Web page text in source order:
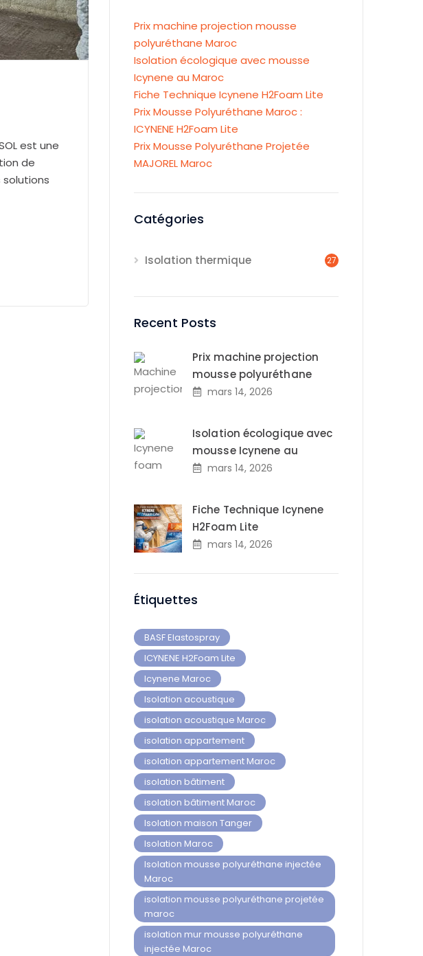
est une
de
Prix machine projection mousse
polyuréthane Maroc
Isolation écologique avec mousse
Icynene au Maroc
Fiche Technique Icynene H2Foam Lite
Prix Mousse Polyuréthane Maroc :
ICYNENE H2Foam Lite
Prix Mousse Polyuréthane Projetée
MAJOREL Maroc
Catégories
Isolation thermique 27
Recent Posts
Prix machine projection
mousse polyuréthane
mars 14, 2026
Isolation écologique avec
mousse Icynene au
mars 14, 2026
Fiche Technique Icynene
H2Foam Lite
mars 14, 2026
Étiquettes
BASF Elastospray
ICYNENE H2Foam Lite
Icynene Maroc
Isolation acoustique
isolation acoustique Maroc
isolation appartement
isolation appartement Maroc
isolation bâtiment
isolation bâtiment Maroc
Isolation maison Tanger
Isolation Maroc
Isolation mousse polyuréthane injectée
Maroc
isolation mousse polyuréthane projetée
maroc
isolation mur mousse polyuréthane
injectée Maroc